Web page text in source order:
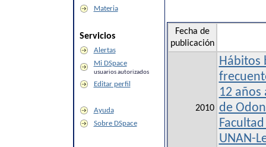
Materia
Servicios
Alertas
Mi DSpace
usuarios autorizados
Editar perfil
Ayuda
Sobre DSpace
Fecha de
publicación
2010
Hábitos
12 años
de
UNAN-